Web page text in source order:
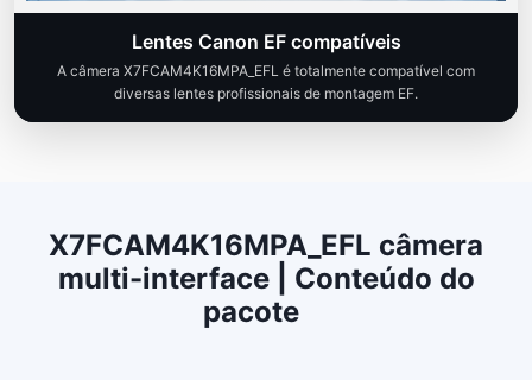
Lentes Canon EF compatíveis
A câmera X7FCAM4K16MPA_EFL é totalmente compatível com
diversas lentes profissionais de montagem EF.
X7FCAM4K16MPA_EFL câmera
multi-interface | Conteúdo do
pacote